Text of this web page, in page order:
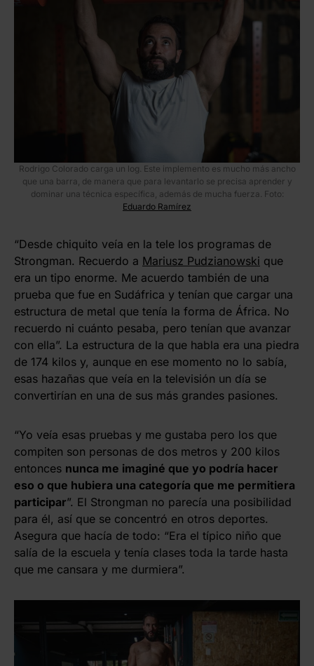
Rodrigo Colorado carga un log. Este implemento es mucho más ancho
que una barra, de manera que para levantarlo se precisa aprender y
dominar una técnica específica, además de mucha fuerza. Foto:
Eduardo Ramírez
“Desde chiquito veía en la tele los programas de
Strongman. Recuerdo a Mariusz Pudzianowski que
era un tipo enorme. Me acuerdo también de una
prueba que fue en Sudáfrica y tenían que cargar una
estructura de metal que tenía la forma de África. No
recuerdo ni cuánto pesaba, pero tenían que avanzar
con ella”. La estructura de la que habla era una piedra
de 174 kilos y, aunque en ese momento no lo sabía,
esas hazañas que veía en la televisión un día se
convertirían en una de sus más grandes pasiones.
“Yo veía esas pruebas y me gustaba pero los que
compiten son personas de dos metros y 200 kilos
entonces nunca me imaginé que yo podría hacer
eso o que hubiera una categoría que me permitiera
participar”. El Strongman no parecía una posibilidad
para él, así que se concentró en otros deportes.
Asegura que hacía de todo: “Era el típico niño que
salía de la escuela y tenía clases toda la tarde hasta
que me cansara y me durmiera”.